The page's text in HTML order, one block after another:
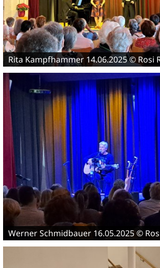
Rita Kampfhammer 14.06.2025 © Rosi
Werner Schmidbauer 16.05.2025 ©